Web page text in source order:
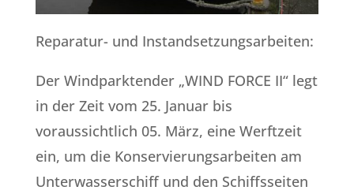
Reparatur- und Instandsetzungsarbeiten:
Der Windparktender „WIND FORCE II“ legt
in der Zeit vom 25. Januar bis
voraussichtlich 05. März, eine Werftzeit
ein, um die Konservierungsarbeiten am
Unterwasserschiff und den Schiffsseiten